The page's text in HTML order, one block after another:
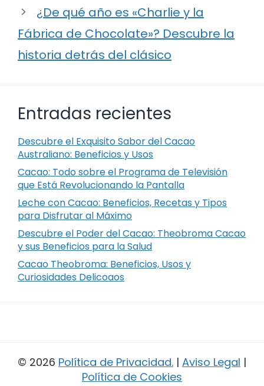
¿De qué año es «Charlie y la
Fábrica de Chocolate»? Descubre la
historia detrás del clásico
Entradas recientes
Descubre el Exquisito Sabor del Cacao
Australiano: Beneficios y Usos
Cacao: Todo sobre el Programa de Televisión
que Está Revolucionando la Pantalla
Leche con Cacao: Beneficios, Recetas y Tipos
para Disfrutar al Máximo
Descubre el Poder del Cacao: Theobroma Cacao
y sus Beneficios para la Salud
Cacao Theobroma: Beneficios, Usos y
Curiosidades Delicoaos
© 2026 Política de Privacidad. | Aviso Legal |
Política de Cookies